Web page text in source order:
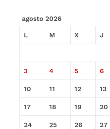
agosto 2026
L M X J
3 4 5 6
10 11 12 13
17 18 19 20
24 25 26 27